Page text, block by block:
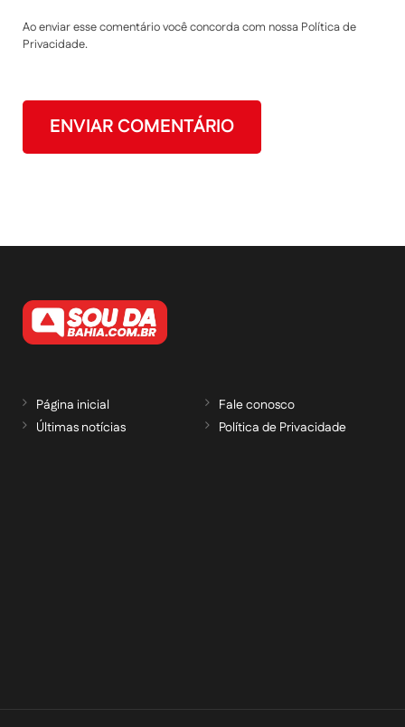
Ao enviar esse comentário você concorda com nossa Política de
Privacidade.
Página inicial
Últimas notícias
Fale conosco
Política de Privacidade